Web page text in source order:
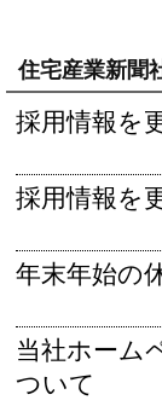
住宅産業新聞
採用情報を
採用情報を
年末年始の
当社ホーム
ついて